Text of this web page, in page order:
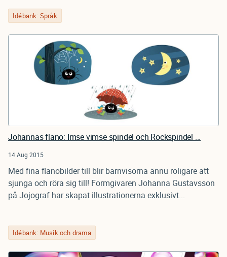
Idébank: Språk
Johannas flano: Imse vimse spindel och Rockspindel ...
14 Aug 2015
Med fina flanobilder till blir barnvisorna ännu roligare att
sjunga och röra sig till! Formgivaren Johanna Gustavsson
på Jojograf har skapat illustrationerna exklusivt...
Idébank: Musik och drama